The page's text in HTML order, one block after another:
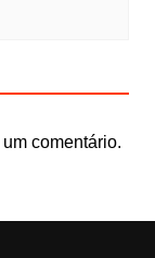
comentário.